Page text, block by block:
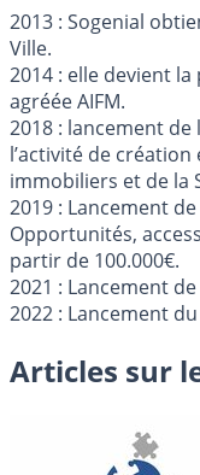
2013 : Sogenial
Ville.
2014 : elle devient
agréée AIFM.
2018 : lancement de
l’activité de
immobiliers et de la
2019 : Lancement de
Opportunités,
partir de 100.000€.
2021 : Lancement
2022 : Lancement
Articles sur